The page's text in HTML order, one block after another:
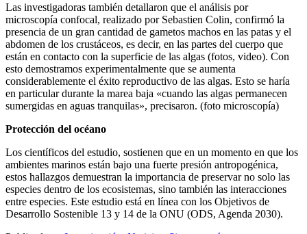
Las investigadoras también detallaron que el análisis por
microscopía confocal, realizado por Sebastien Colin, confirmó la
presencia de un gran cantidad de gametos machos en las patas y el
abdomen de los crustáceos, es decir, en las partes del cuerpo que
están en contacto con la superficie de las algas (fotos, video). Con
esto demostramos experimentalmente que se aumenta
considerablemente el éxito reproductivo de las algas. Esto se haría
en particular durante la marea baja «cuando las algas permanecen
sumergidas en aguas tranquilas», precisaron. (foto microscopía)
Protección del océano
Los científicos del estudio, sostienen que en un momento en que los
ambientes marinos están bajo una fuerte presión antropogénica,
estos hallazgos demuestran la importancia de preservar no solo las
especies dentro de los ecosistemas, sino también las interacciones
entre especies. Este estudio está en línea con los Objetivos de
Desarrollo Sostenible 13 y 14 de la ONU (ODS, Agenda 2030).